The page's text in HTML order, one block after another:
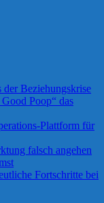
der Beziehungskrise
Poop“ das
Plattform für
falsch angehen
Fortschritte bei